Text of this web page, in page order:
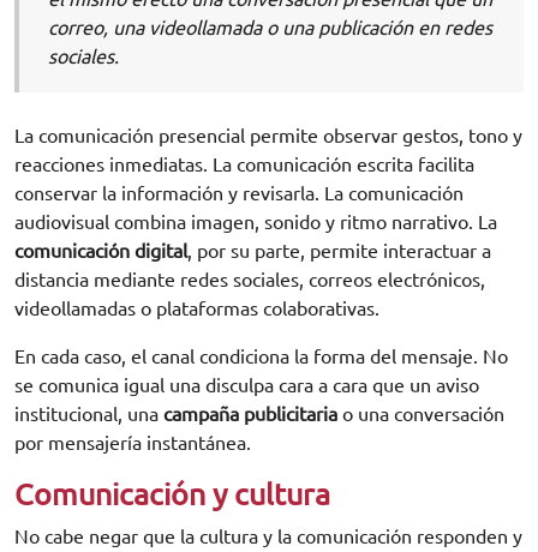
correo, una videollamada o una publicación en redes
sociales.
La comunicación presencial permite observar gestos, tono y
reacciones inmediatas. La comunicación escrita facilita
conservar la información y revisarla. La comunicación
audiovisual combina imagen, sonido y ritmo narrativo. La
comunicación digital, por su parte, permite interactuar a
distancia mediante redes sociales, correos electrónicos,
videollamadas o plataformas colaborativas.
En cada caso, el canal condiciona la forma del mensaje. No
se comunica igual una disculpa cara a cara que un aviso
institucional, una campaña publicitaria o una conversación
por mensajería instantánea.
Comunicación y cultura
No cabe negar que la cultura y la comunicación responden y